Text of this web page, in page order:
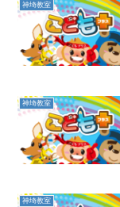
神埼教室
神埼教室
神埼教室